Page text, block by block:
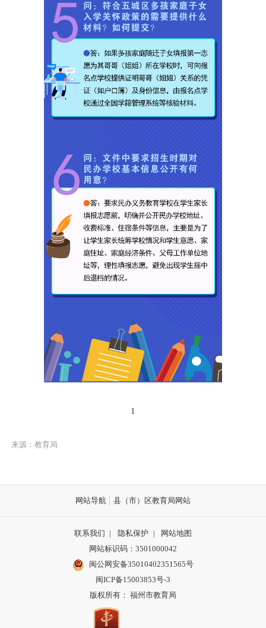
1
来源：教育局
网站导航 县（市）区教育局网站
联系我们 | 隐私保护 |
网站地图
网站标识码：3501000042
闽公网安备35010402351565号
闽ICP备15003853号-3
版权所有： 福州市教育局